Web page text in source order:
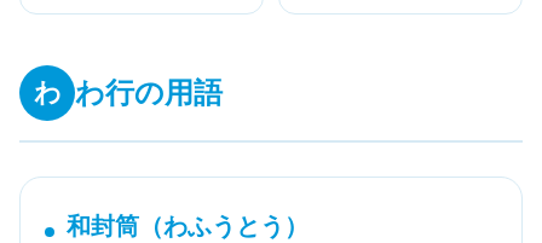
わ わ行の用語
和封筒（わふうとう）